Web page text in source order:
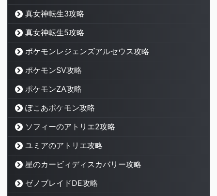
真女神転生3攻略
真女神転生5攻略
ポケモンレジェンズアルセウス攻略
ポケモンSV攻略
ポケモンZA攻略
ぽこあポケモン攻略
ソフィーのアトリエ2攻略
ユミアのアトリエ攻略
星のカービィディスカバリー攻略
ゼノブレイドDE攻略